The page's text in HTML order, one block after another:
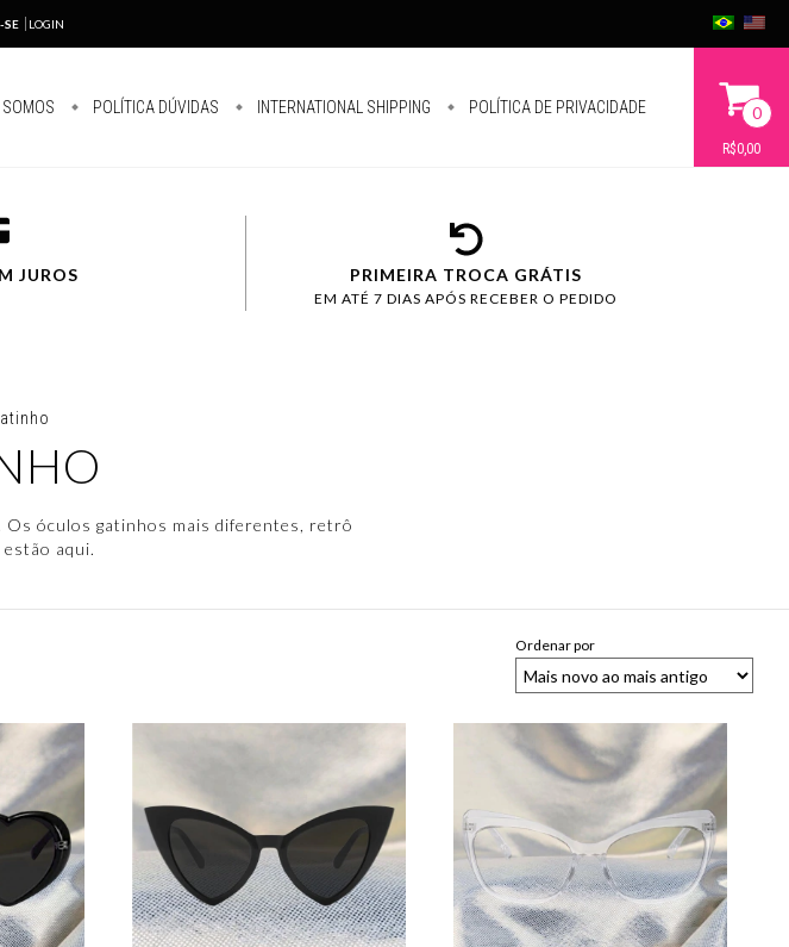
SE LOGIN
POLÍTICA DÚVIDAS INTERNATIONAL SHIPPING POLÍTICA DE PRIVACIDADE 0
R$0,00
JUROS PRIMEIRA TROCA GRÁTIS
EM ATÉ 7 DIAS APÓS RECEBER O PEDIDO
Os óculos gatinhos mais diferentes, retrô
aqui.
Ordenar por